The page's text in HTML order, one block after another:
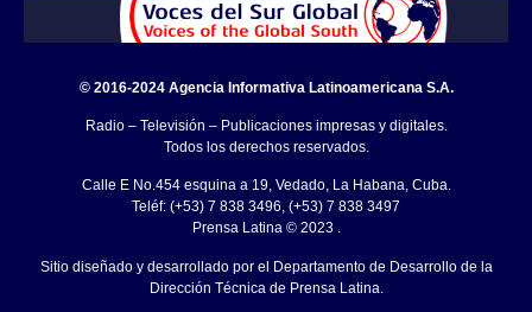
© 2016-2024 Agencia Informativa Latinoamericana S.A.
Radio – Televisión – Publicaciones impresas y digitales.
Todos los derechos reservados.
Calle E No.454 esquina a 19, Vedado, La Habana, Cuba.
Teléf: (+53) 7 838 3496, (+53) 7 838 3497
Prensa Latina © 2023 .
Sitio diseñado y desarrollado por el Departamento de Desarrollo de la
Dirección Técnica de Prensa Latina.